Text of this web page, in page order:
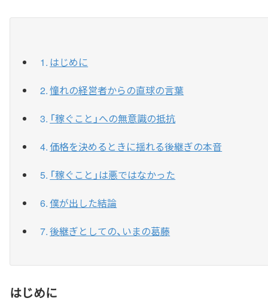
はじめに
憧れの経営者からの直球の言葉
「稼ぐこと」への無意識の抵抗
価格を決めるときに揺れる後継ぎの本音
「稼ぐこと」は悪ではなかった
僕が出した結論
後継ぎとしての、いまの葛藤
はじめに